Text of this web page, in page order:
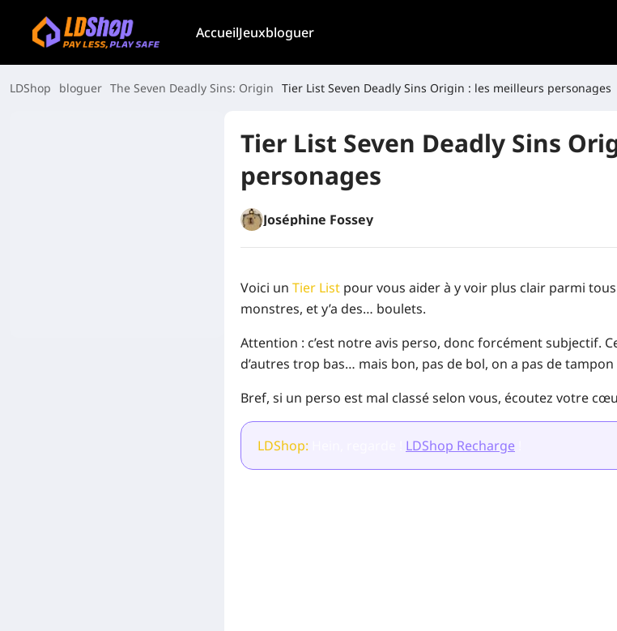
AccueilJeuxbloguer
LDShop bloguer The Seven Deadly Sins: Origin Tier List Seven Deadly Sins Origin : les meilleurs personages
Tier List Seven Deadly Sins
personages
Joséphine Fossey
Voici un Tier List pour vous aider à y voir plus clair parmi tous
monstres, et y’a des… boulets.
Attention : c’est notre avis perso, donc forcément subjectif.
d’autres trop bas… mais bon, pas de bol, on a pas de
Bref, si un perso est mal classé selon vous, écoutez votre
LDShop: LDShop Recharge